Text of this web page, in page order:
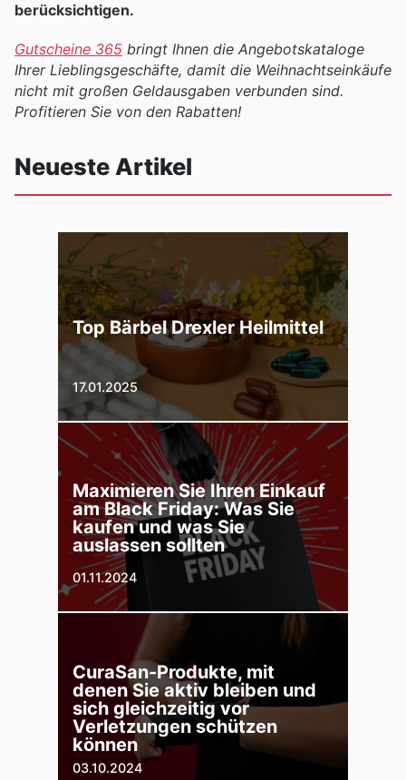
berücksichtigen.
Gutscheine 365 bringt Ihnen die Angebotskataloge
Ihrer Lieblingsgeschäfte, damit die Weihnachtseinkäufe
nicht mit großen Geldausgaben verbunden sind.
Profitieren Sie von den Rabatten!
Neueste Artikel
Top Bärbel Drexler Heilmittel
17.01.2025
Maximieren Sie Ihren Einkauf
am Black Friday: Was Sie
kaufen und was Sie
auslassen sollten
01.11.2024
CuraSan-Produkte, mit
denen Sie aktiv bleiben und
sich gleichzeitig vor
Verletzungen schützen
können
03.10.2024